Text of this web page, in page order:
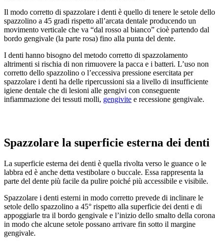
Il modo corretto di spazzolare i denti è quello di tenere le setole dello
spazzolino a 45 gradi rispetto all’arcata dentale producendo un
movimento verticale che va “dal rosso al bianco” cioè partendo dal
bordo gengivale (la parte rosa) fino alla punta del dente.
I denti hanno bisogno del metodo corretto di spazzolamento
altrimenti si rischia di non rimuovere la pacca e i batteri. L’uso non
corretto dello spazzolino o l’eccessiva pressione esercitata per
spazzolare i denti ha delle ripercussioni sia a livello di insufficiente
igiene dentale che di lesioni alle gengivi con conseguente
infiammazione dei tessuti molli, gengivite e recessione gengivale.
Spazzolare la superficie esterna dei denti
La superficie esterna dei denti è quella rivolta verso le guance o le
labbra ed è anche detta vestibolare o buccale. Essa rappresenta la
parte del dente più facile da pulire poiché più accessibile e visibile.
Spazzolare i denti esterni in modo corretto prevede di inclinare le
setole dello spazzolino a 45° rispetto alla superficie dei denti e di
appoggiarle tra il bordo gengivale e l’inizio dello smalto della corona
in modo che alcune setole possano arrivare fin sotto il margine
gengivale.